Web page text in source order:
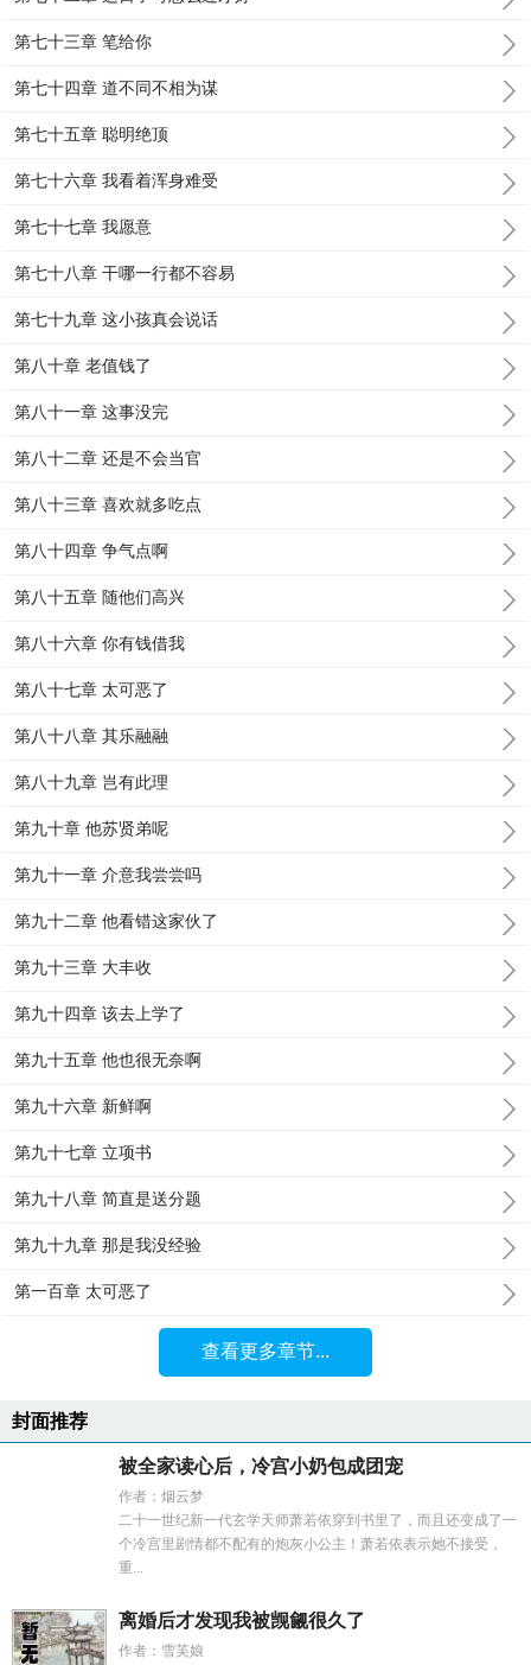
第七十三章 笔给你
第七十四章 道不同不相为谋
第七十五章 聪明绝顶
第七十六章 我看着浑身难受
第七十七章 我愿意
第七十八章 干哪一行都不容易
第七十九章 这小孩真会说话
第八十章 老值钱了
第八十一章 这事没完
第八十二章 还是不会当官
第八十三章 喜欢就多吃点
第八十四章 争气点啊
第八十五章 随他们高兴
第八十六章 你有钱借我
第八十七章 太可恶了
第八十八章 其乐融融
第八十九章 岂有此理
第九十章 他苏贤弟呢
第九十一章 介意我尝尝吗
第九十二章 他看错这家伙了
第九十三章 大丰收
第九十四章 该去上学了
第九十五章 他也很无奈啊
第九十六章 新鲜啊
第九十七章 立项书
第九十八章 简直是送分题
第九十九章 那是我没经验
第一百章 太可恶了
查看更多章节...
封面推荐
被全家读心后，冷宫小奶包成团宠
作者：烟云梦
二十一世纪新一代玄学天师萧若依穿到书里了，而且还变成了一
个冷宫里剧情都不配有的炮灰小公主！萧若依表示她不接受，
重...
离婚后才发现我被觊觎很久了
作者：雪芙娘